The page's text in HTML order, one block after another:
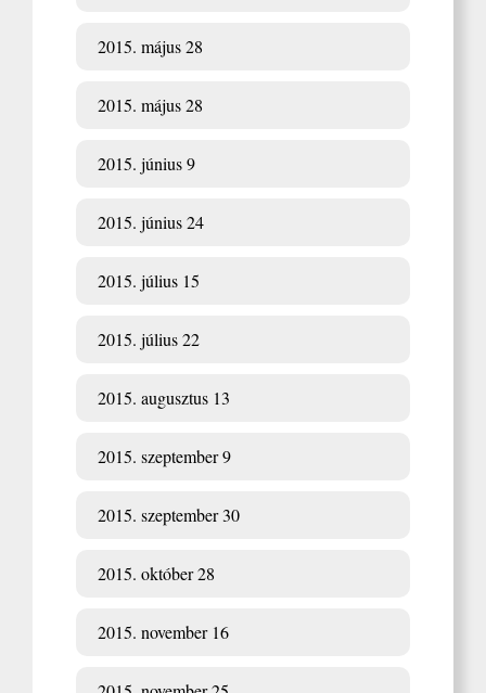
2015. május 28
2015. május 28
2015. június 9
2015. június 24
2015. július 15
2015. július 22
2015. augusztus 13
2015. szeptember 9
2015. szeptember 30
2015. október 28
2015. november 16